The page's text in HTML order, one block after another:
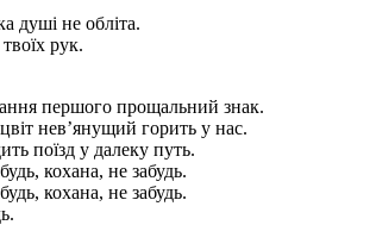
душi не облiта.
рук.
першого прощальний знак.
нев’янущий горить у нас.
поїзд у далеку путь.
кохана, не забудь.
кохана, не забудь.